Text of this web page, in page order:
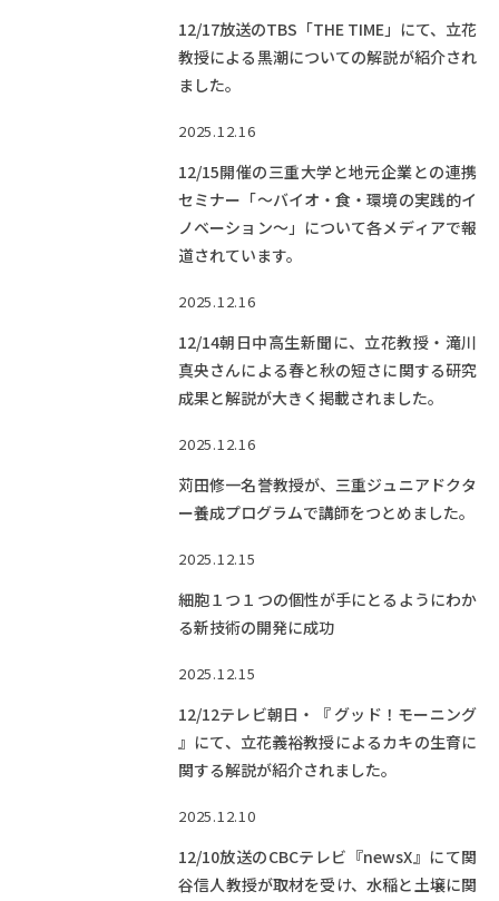
12/17放送のTBS「THE TIME」にて、立花
教授による黒潮についての解説が紹介され
ました。
2025.12.16
12/15開催の三重大学と地元企業との連携
セミナー「～バイオ・食・環境の実践的イ
ノベーション～」について各メディアで報
道されています。
2025.12.16
12/14朝日中高生新聞に、立花教授・滝川
真央さんによる春と秋の短さに関する研究
成果と解説が大きく掲載されました。
2025.12.16
苅田修一名誉教授が、三重ジュニアドクタ
ー養成プログラムで講師をつとめました。
2025.12.15
細胞１つ１つの個性が手にとるようにわか
る新技術の開発に成功
2025.12.15
12/12テレビ朝日・『 グッド！モーニング
』にて、立花義裕教授によるカキの生育に
関する解説が紹介されました。
2025.12.10
12/10放送のCBCテレビ『newsX』にて関
谷信人教授が取材を受け、水稲と土壌に関